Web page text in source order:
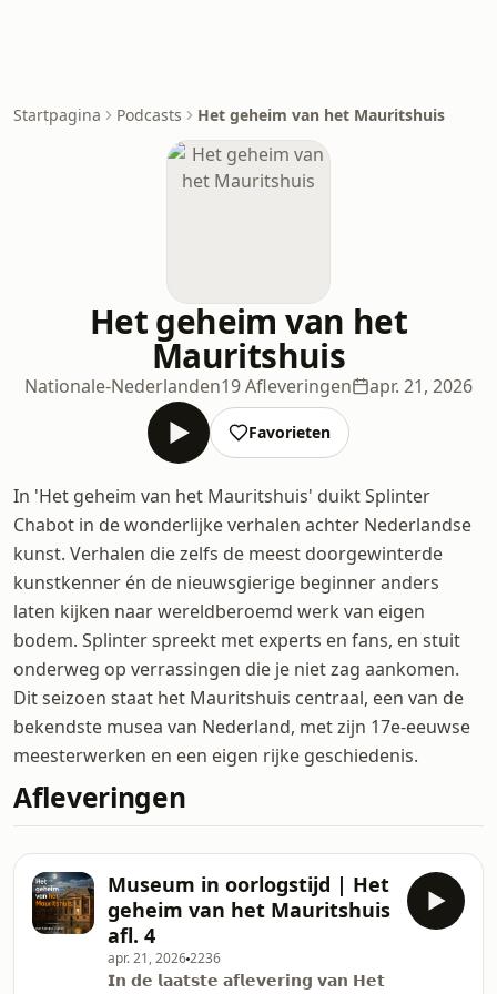
Startpagina Podcasts Het geheim van het Mauritshuis
Het geheim van het
Mauritshuis
Nationale-Nederlanden19 Afleveringen apr. 21, 2026
Favorieten
In 'Het geheim van het Mauritshuis' duikt Splinter
Chabot in de wonderlijke verhalen achter Nederlandse
kunst. Verhalen die zelfs de meest doorgewinterde
kunstkenner én de nieuwsgierige beginner anders
laten kijken naar wereldberoemd werk van eigen
bodem. Splinter spreekt met experts en fans, en stuit
onderweg op verrassingen die je niet zag aankomen.
Dit seizoen staat het Mauritshuis centraal, een van de
bekendste musea van Nederland, met zijn 17e-eeuwse
meesterwerken en een eigen rijke geschiedenis.
Afleveringen
Museum in oorlogstijd | Het
geheim van het Mauritshuis
afl. 4
apr. 21, 20262236
𝗜𝗻 𝗱𝗲 𝗹𝗮𝗮𝘁𝘀𝘁𝗲 𝗮𝗳𝗹𝗲𝘃𝗲𝗿𝗶𝗻𝗴 𝘃𝗮𝗻 𝗛𝗲𝘁